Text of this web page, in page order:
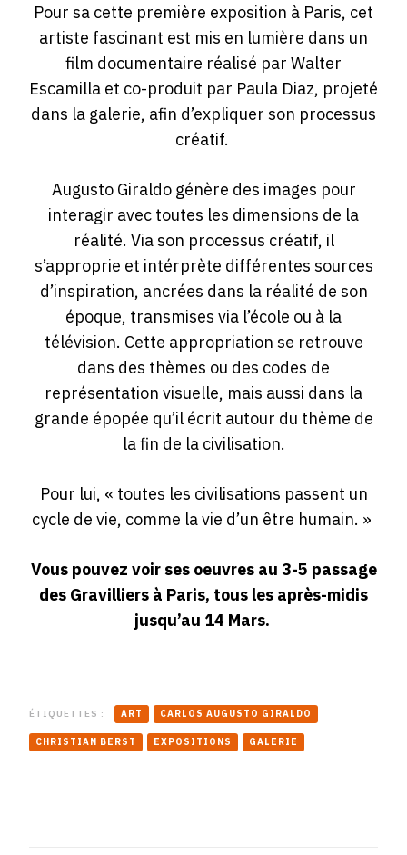
Pour sa cette première exposition à Paris, cet
artiste fascinant est mis en lumière dans un
film documentaire réalisé par Walter
Escamilla et co-produit par Paula Diaz, projeté
dans la galerie, afin d’expliquer son processus
créatif.
Augusto Giraldo génère des images pour
interagir avec toutes les dimensions de la
réalité. Via son processus créatif, il
s’approprie et intérprète différentes sources
d’inspiration, ancrées dans la réalité de son
époque, transmises via l’école ou à la
télévision. Cette appropriation se retrouve
dans des thèmes ou des codes de
représentation visuelle, mais aussi dans la
grande épopée qu’il écrit autour du thème de
la fin de la civilisation.
Pour lui, « toutes les civilisations passent un
cycle de vie, comme la vie d’un être humain. »
Vous pouvez voir ses oeuvres au 3-5 passage
des Gravilliers à Paris, tous les après-midis
jusqu’au 14 Mars.
ÉTIQUETTES : ART
CARLOS AUGUSTO GIRALDO
CHRISTIAN BERST
EXPOSITIONS GALERIE